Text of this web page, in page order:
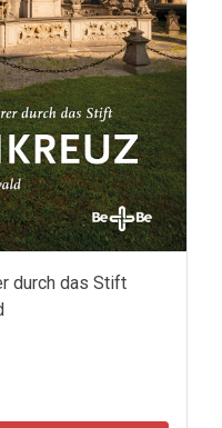
durch das Stift